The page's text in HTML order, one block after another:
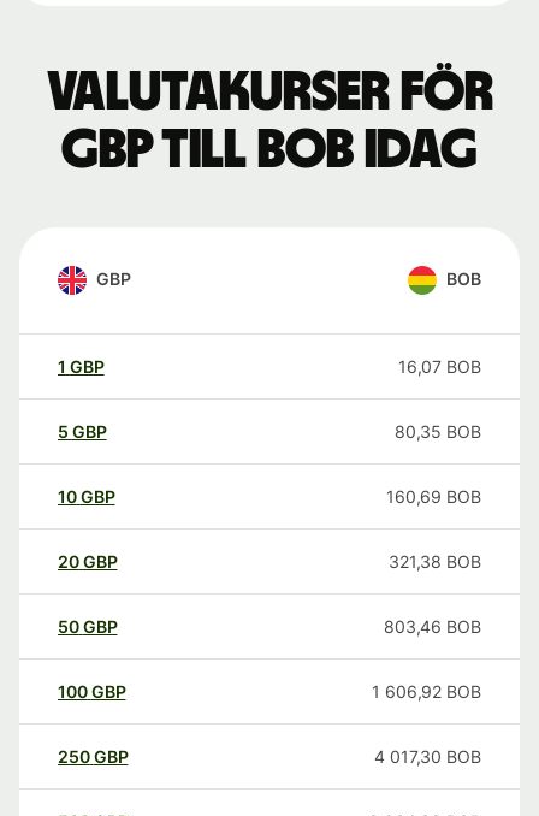
Valutakurser för
GBP till BOB idag
GBP BOB
1 GBP 16,07 BOB
5 GBP 80,35 BOB
10GBP 160,69 BOB
20GBP 321,38 BOB
50GBP 803,46 BOB
100GBP 1 606,92 BOB
250GBP 4 017,30 BOB